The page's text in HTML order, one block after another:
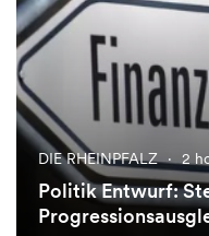
DIE RHEINPFALZ · 2
Politik Entwurf: